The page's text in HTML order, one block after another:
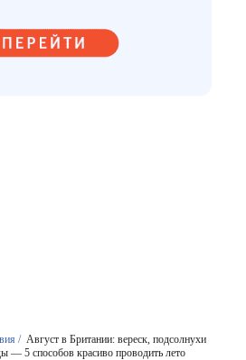
/ Август в Британии: вереск, подсолнухи
— 5 способов красиво проводить лето